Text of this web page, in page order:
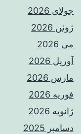
جولای 2026
ژوئن 2026
می 2026
آوریل 2026
مارس 2026
فوریه 2026
ژانویه 2026
دسامبر 2025